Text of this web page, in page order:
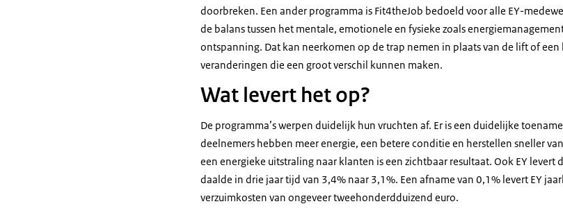
doorbreken. Een ander programma is Fit4theJob bedoeld voor alle EY-
de balans tussen het mentale, emotionele en fysieke zoals
ontspanning. Dat kan neerkomen op de trap nemen in plaats van de lift of
veranderingen die een groot verschil kunnen maken.
Wat levert het op?
De programma’s werpen duidelijk hun vruchten af. Er is een duidelijke
deelnemers hebben meer energie, een betere conditie en herstellen sneller
een energieke uitstraling naar klanten is een zichtbaar resultaat. Ook EY levert
daalde in drie jaar tijd van 3,4% naar 3,1%. Een afname van 0,1% levert EY
verzuimkosten van ongeveer tweehonderdduizend euro.